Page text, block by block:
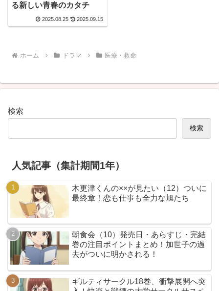
る新しい青春のカタチ
2025.08.25 2025.09.15
ホーム ドラマ 医療・救命
検索
検索
人気記事（集計期間1年）
木更津くんの××が見たい（12）ついに
最終章！恋も仕事も全力な旭たち
朝食会（10）発売日・あらすじ・完結
巻の注目ポイントまとめ！加世子の過
去がついに明かされる！
ギルティサークル18巻、衝撃展開へ突